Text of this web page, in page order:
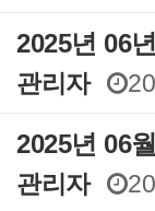
2025년 06
관리자
2025년 06
관리자